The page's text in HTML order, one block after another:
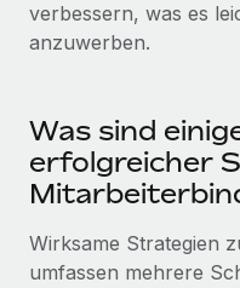
Mehr erfahren
verbessern, was es
anzuwerben.
Was sind
erfolgreicher
Wirksame Strategien
umfassen mehrere